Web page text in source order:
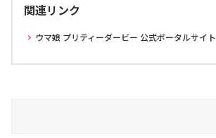
関連リンク
ウマ娘 プリティーダービー 公式ポータルサイト